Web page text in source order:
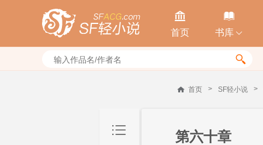

首页

书库 

首页 > SF轻小说 >
第六十章